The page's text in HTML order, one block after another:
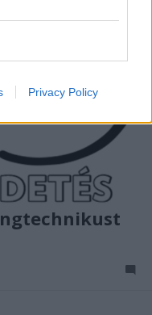
Privacy Policy